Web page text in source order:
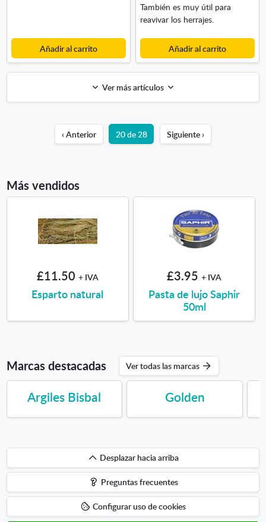
Añadir al carrito
También es muy útil para
reavivar los herrajes.
Añadir al carrito
Ver más artículos
‹ Anterior 20 de 28 Siguiente ›
Más vendidos
£11.50 + IVA
Esparto natural
£3.95 + IVA
Pasta de lujo Saphir
50ml
Marcas destacadas Ver todas las marcas
Argiles Bisbal Golden
Desplazar
hacia
arriba
Desplazar hacia arriba
Preguntas frecuentes
Configurar uso de cookies